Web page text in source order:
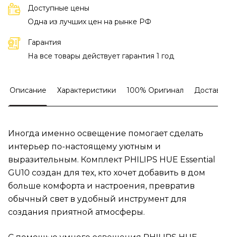
Доступные цены
Одна из лучших цен на рынке РФ
Гарантия
На все товары действует гарантия 1 год
Описание Характеристики 100% Оригинал
Иногда именно освещение помогает сделать
интерьер по-настоящему уютным и
выразительным. Комплект PHILIPS HUE Essential
GU10 создан для тех, кто хочет добавить в дом
больше комфорта и настроения, превратив
обычный свет в удобный инструмент для
создания приятной атмосферы.